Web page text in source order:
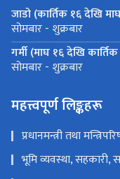
जाडो (कार्तिक १६ देखि
सोमबार - शुक्रबार
गर्मी (माघ १६ देखि
सोमबार - शुक्रबार
महत्त्वपूर्ण लिङ्कहरू
प्रधानमन्त्री तथा
भूमि व्यवस्था, सहकारी,